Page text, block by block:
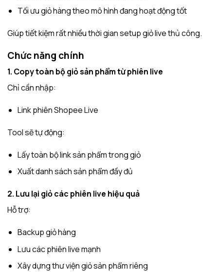
Tối ưu giỏ hàng theo mô hình đang hoạt động tốt
Giúp tiết kiệm rất nhiều thời gian setup giỏ live thủ công.
Chức năng chính
1. Copy toàn bộ giỏ sản phẩm từ phiên live
Chỉ cần nhập:
Link phiên Shopee Live
Tool sẽ tự động:
Lấy toàn bộ link sản phẩm trong giỏ
Xuất danh sách sản phẩm đầy đủ
2. Lưu lại giỏ các phiên live hiệu quả
Hỗ trợ:
Backup giỏ hàng
Lưu các phiên live mạnh
Xây dựng thư viện giỏ sản phẩm riêng